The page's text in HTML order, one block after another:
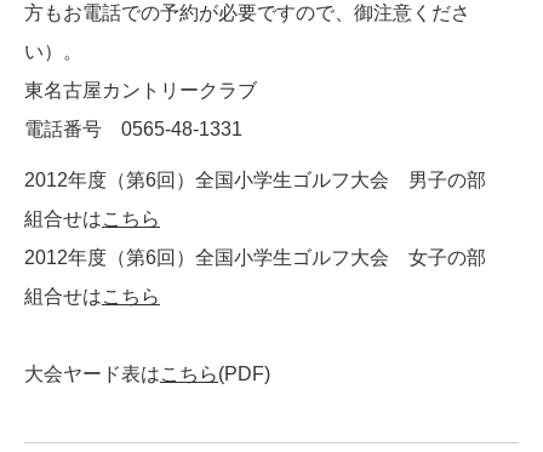
方もお電話での予約が必要ですので、御注意くださ
い）。
東名古屋カントリークラブ
電話番号 0565-48-1331
2012年度（第6回）全国小学生ゴルフ大会 男子の部
組合せはこちら
2012年度（第6回）全国小学生ゴルフ大会 女子の部
組合せはこちら
大会ヤード表はこちら(PDF)